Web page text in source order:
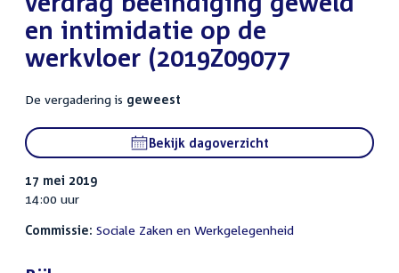
en intimidatie op de
werkvloer (2019Z09077
De vergadering is geweest
Bekijk dagoverzicht
17 mei 2019
14:00 uur
Commissie: Sociale Zaken en Werkgelegenheid